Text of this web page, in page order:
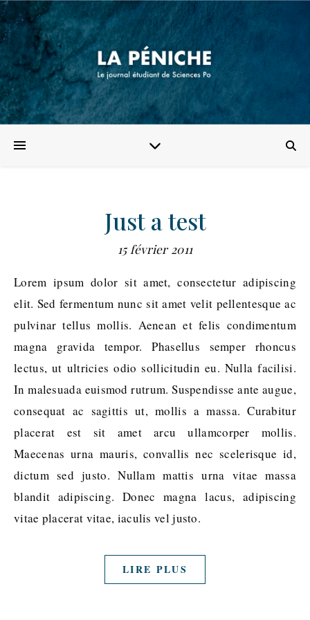
Just a test
15 février 2011
Lorem ipsum dolor sit amet, consectetur adipiscing
elit. Sed fermentum nunc sit amet velit pellentesque ac
pulvinar tellus mollis. Aenean et felis condimentum
magna gravida tempor. Phasellus semper rhoncus
lectus, ut ultricies odio sollicitudin eu. Nulla facilisi.
In malesuada euismod rutrum. Suspendisse ante augue,
consequat ac sagittis ut, mollis a massa. Curabitur
placerat est sit amet arcu ullamcorper mollis.
Maecenas urna mauris, convallis nec scelerisque id,
dictum sed justo. Nullam mattis urna vitae massa
blandit adipiscing. Donec magna lacus, adipiscing
vitae placerat vitae, iaculis vel justo.
LIRE PLUS